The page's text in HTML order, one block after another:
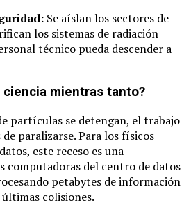
Se aíslan los sectores de
los sistemas de radiación
técnico pueda descender a
ciencia mientras tanto?
partículas se detengan, el trabajo
de paralizarse. Para los físicos
este receso es una
computadoras del centro de datos
petabytes de información
colisiones.